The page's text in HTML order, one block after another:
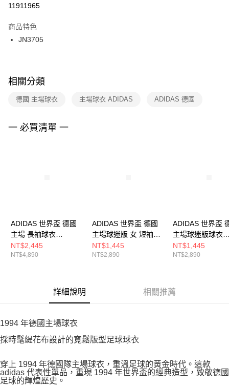
１．於結帳方式選擇「AFTEE先享後付」後，將跳轉至「AFTEE先享後付」
２．訂單成立數日內，您將收到繳費通知簡訊。
３．收到繳費通知簡訊後14天內，點擊此簡訊中的連結，可透過四大超商／
ATM／網路銀行／等多元方式進行付款，方視為交易完成。
※ 交易是否成功請以「AFTEE先享後付 」之結帳頁面顯示為準，若有關於
是否繳費成功／繳費後需取消欲退款等相關疑問，請聯繫「AFTEE先享後付
客戶支援中心」https://netprotections.freshdesk.com/support/home
１．透過由恩沛科技股份有限公司提供之「AFTEE先享後付」服務完成之交
易，需依本服務之必要範圍內提供個人資料，並將交易相關給付款項請求債
５．嚴禁一人註冊多個帳號或使用他人資訊註冊。若發現惡意使用之情形，
恩沛科技股份有限公司將有權停止該用戶之使用額度並採取法律行動。
每筆NT$100，滿NT$1,500(含以上)免運費
付款後門市自取
每筆NT$100，滿NT$1,500(含以上)免運費
11911965
商品特色
JN3705
相關分類
德國 主場球衣 主場球衣 ADIDAS ADIDAS 德國
一 必買清單 一
ADIDAS 世界盃 德國
主場 長袖球衣
JM1336
NT$2,445
NT$4,890
ADIDAS 世界盃 德國
主場球迷版 女 短袖球
衣 JZ4559
NT$1,445
NT$2,890
ADIDAS 世界盃
主場球迷版球衣
KD8363
NT$1,445
NT$2,890
詳細說明 相關推薦
1994 年德國主場球衣
採時髦緹花布設計的寬鬆版型足球球衣
穿上 1994 年德國隊主場球衣，重溫足球的黃金時代。這款
adidas 代表性單品，重現 1994 年世界盃的經典造型，致敬德國
足球的輝煌歷史。